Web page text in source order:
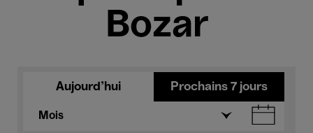
Bozar
Aujourd'hui Prochains 7 jours
Mois